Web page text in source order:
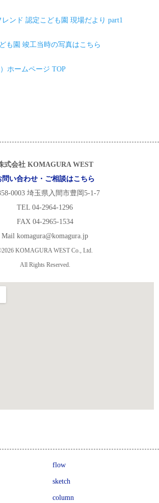
ンド 認定こども園 現場だより part1
も園 竣工当時の写真はこちら
ホームページ TOP
式会社 KOMAGURA WEST
問い合わせ・ご相談はこちら
0003 埼玉県入間市豊岡5-1-7
TEL 04-2964-1296
FAX 04-2965-1534
Mail komagura@komagura.jp
KOMAGURA WEST Co., Ltd.
All Rights Reserved.
flow
sketch
column